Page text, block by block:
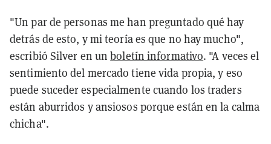
"Un par de personas me han preguntado qué hay
detrás de esto, y mi teoría es que no hay mucho",
escribió Silver en unboletín informativo. "A veces el
sentimiento del mercado tiene vida propia, y eso
puede suceder especialmente cuando los traders
están aburridos y ansiosos porque están en la calma
chicha".